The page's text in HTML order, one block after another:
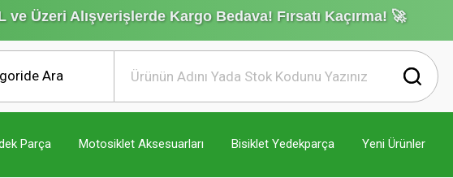
ve Üzeri Alışverişlerde Kargo Bedava!Fırsatı Kaçırma! 🚀
Parça Motosiklet Aksesuarları Bisiklet Yedekparça Yeni Ürünler